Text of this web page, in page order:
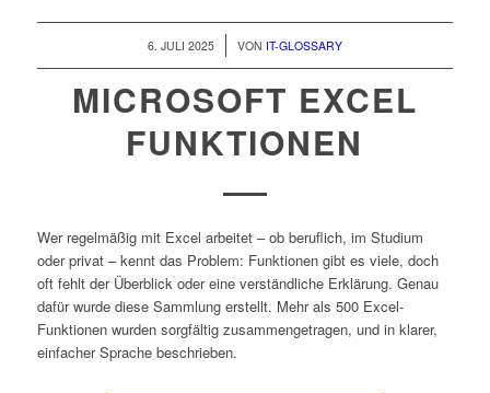
6. JULI 2025 VON IT-GLOSSARY
MICROSOFT EXCEL
FUNKTIONEN
Wer regelmäßig mit Excel arbeitet – ob beruflich, im Studium
oder privat – kennt das Problem: Funktionen gibt es viele, doch
oft fehlt der Überblick oder eine verständliche Erklärung. Genau
dafür wurde diese Sammlung erstellt. Mehr als 500 Excel-
Funktionen wurden sorgfältig zusammengetragen, und in klarer,
einfacher Sprache beschrieben.